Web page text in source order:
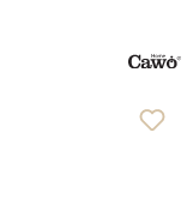
5 Sternen